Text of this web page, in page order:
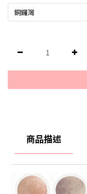
商品描述